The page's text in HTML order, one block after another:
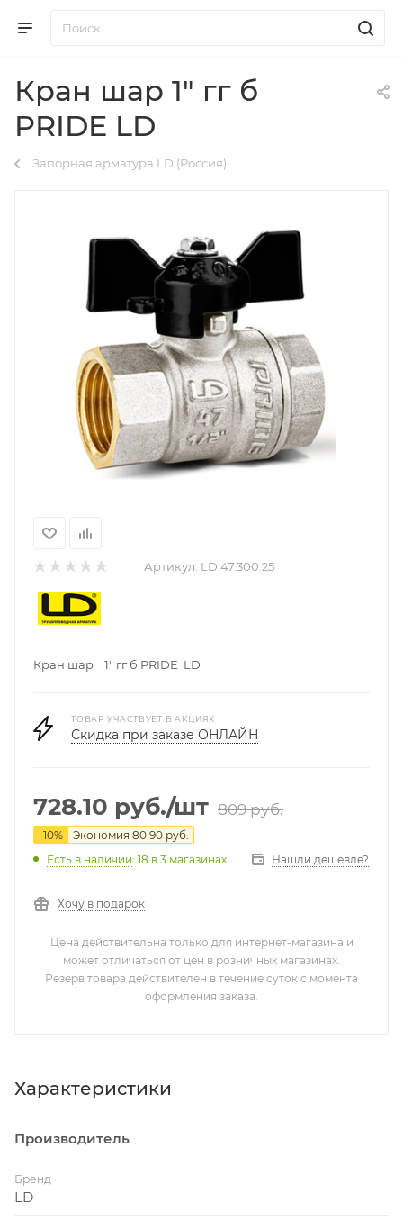
Кран шар 1" гг б
PRIDE LD
Запорная арматура LD (Россия)
Артикул: LD 47.300.25
Кран шар 1" гг б PRIDE LD
ТОВАР УЧАСТВУЕТ В АКЦИЯХ
Скидка при заказе ОНЛАЙН
728.10 руб./шт 809руб.
-10% Экономия 80.90 руб.
Есть в наличии: 18 в 3 магазинах Нашли дешевле?
Хочу в подарок
Цена действительна только для интернет-магазина и
может отличаться от цен в розничных магазинах.
Резерв товара действителен в течение суток с момента
оформления заказа.
Характеристики
Производитель
Бренд
LD